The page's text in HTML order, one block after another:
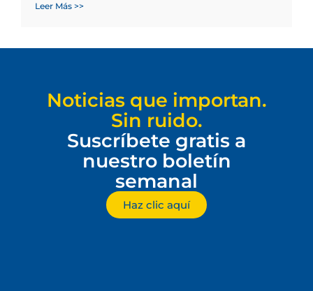
Leer Más >>
Noticias que importan.
Sin ruido.
Suscríbete gratis a
nuestro boletín
semanal
Haz clic aquí